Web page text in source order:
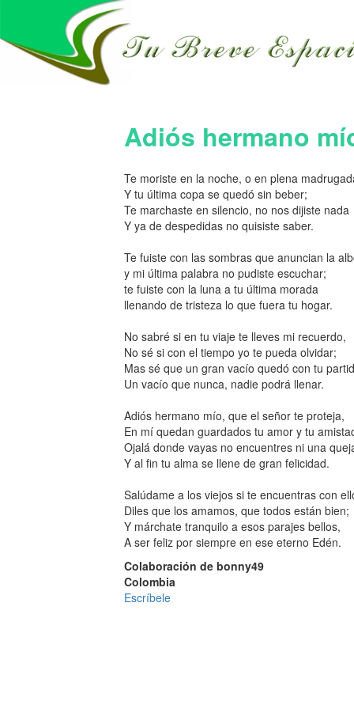
Adiós hermano
Te moriste en la noche, o en plena
Y tu última copa se quedó sin beber;
Te marchaste en silencio, no nos dijiste nada
Y ya de despedidas no quisiste saber.
Te fuiste con las sombras que anuncian la
y mi última palabra no pudiste escuchar;
te fuiste con la luna a tu última morada
llenando de tristeza lo que fuera tu hogar.
No sabré si en tu viaje te lleves mi recuerdo,
No sé si con el tiempo yo te pueda olvidar;
Mas sé que un gran vacío quedó con tu
Un vacío que nunca, nadie podrá llenar.
Adiós hermano mío, que el señor te proteja,
En mí quedan guardados tu amor y tu
Ojalá donde vayas no encuentres ni una
Y al fin tu alma se llene de gran felicidad.
Salúdame a los viejos si te encuentras con
Diles que los amamos, que todos están bien;
Y márchate tranquilo a esos parajes bellos,
A ser feliz por siempre en ese eterno Edén.
Colaboración de bonny49
Colombia
Escríbele